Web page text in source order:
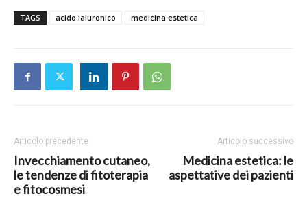
TAGS acido ialuronico medicina estetica
Articolo precedente
Invecchiamento cutaneo,
le tendenze di fitoterapia
e fitocosmesi
Articolo successivo
Medicina estetica: le
aspettative dei pazienti